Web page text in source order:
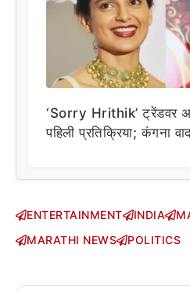
‘Sorry Hrithik’ ट्रेंडवर
पहिली प्रतिक्रिया; कंगना
ENTERTAINMENT INDIA
MARATHI NEWS
POLITICS